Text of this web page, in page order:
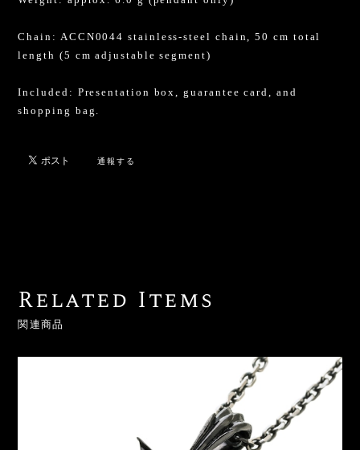
Chain: ACCN0044 stainless-steel chain, 50 cm total
length (5 cm adjustable segment)
Included: Presentation box, guarantee card, and
shopping bag.
通報する
Related Items
関連商品